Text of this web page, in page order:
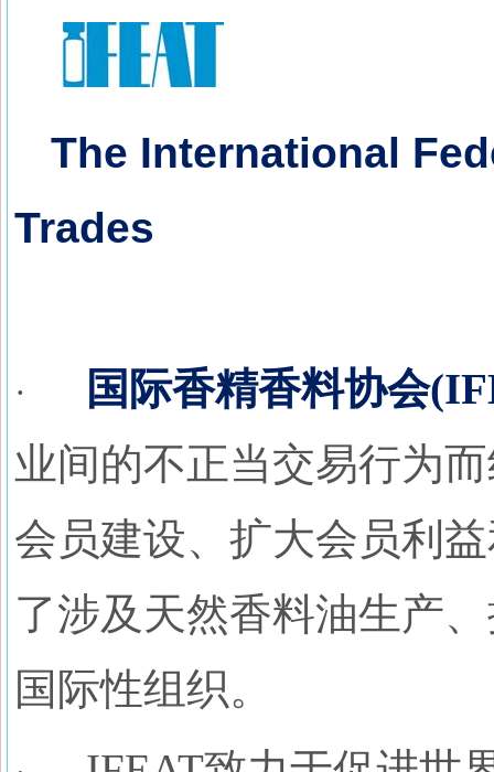
The International
Trades
· 国际香精香料协会
业间的不正当交易行为
会员建设、扩大会员利
了涉及天然香料油生产
国际性组织。